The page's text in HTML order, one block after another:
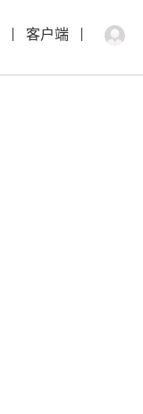
客户端